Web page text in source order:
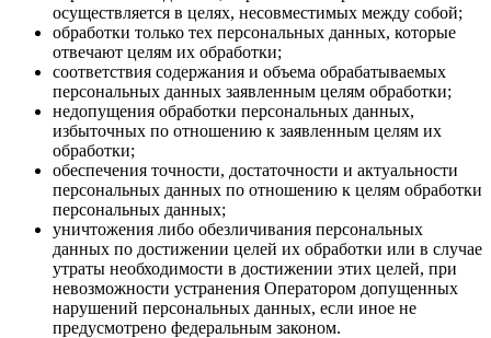
осуществляется в целях, несовместимых между собой;
обработки только тех персональных данных, которые
отвечают целям их обработки;
соответствия содержания и объема обрабатываемых
персональных данных заявленным целям обработки;
недопущения обработки персональных данных,
избыточных по отношению к заявленным целям их
обработки;
обеспечения точности, достаточности и актуальности
персональных данных по отношению к целям обработки
персональных данных;
уничтожения либо обезличивания персональных
данных по достижении целей их обработки или в случае
утраты необходимости в достижении этих целей, при
невозможности устранения Оператором допущенных
нарушений персональных данных, если иное не
предусмотрено федеральным законом.